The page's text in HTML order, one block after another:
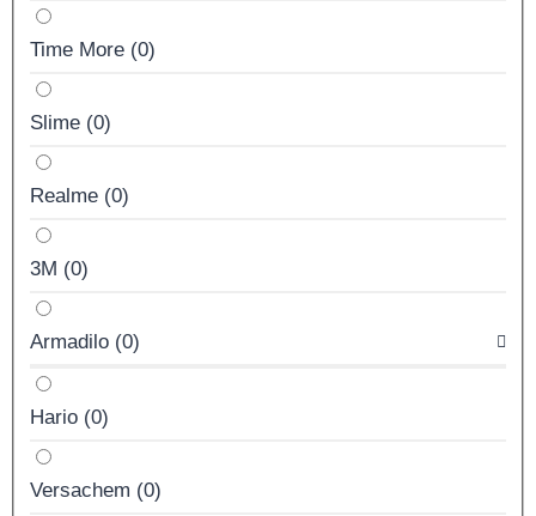
Time More (0)
Slime (0)
Realme (0)
3M (0)
Armadilo (0)
Hario (0)
Versachem (0)